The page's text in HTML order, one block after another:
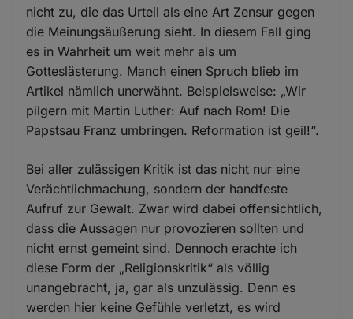
nicht zu, die das Urteil als eine Art Zensur gegen
die Meinungsäußerung sieht. In diesem Fall ging
es in Wahrheit um weit mehr als um
Gotteslästerung. Manch einen Spruch blieb im
Artikel nämlich unerwähnt. Beispielsweise: „Wir
pilgern mit Martin Luther: Auf nach Rom! Die
Papstsau Franz umbringen. Reformation ist geil!“.
Bei aller zulässigen Kritik ist das nicht nur eine
Verächtlichmachung, sondern der handfeste
Aufruf zur Gewalt. Zwar wird dabei offensichtlich,
dass die Aussagen nur provozieren sollten und
nicht ernst gemeint sind. Dennoch erachte ich
diese Form der „Religionskritik“ als völlig
unangebracht, ja, gar als unzulässig. Denn es
werden hier keine Gefühle verletzt, es wird